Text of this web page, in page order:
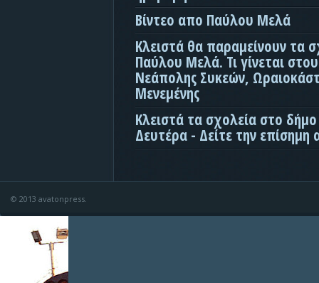
Βίντεο απο Παύλου Μελά
Κλειστά θα παραμείνουν τα
Παύλου Μελά. Τι γίνεται
Νεάπολης Συκεών,
Μενεμένης
Κλειστά τα σχολεία στο
Δευτέρα - Δείτε την επίσημη
© 2013 avatonpress.